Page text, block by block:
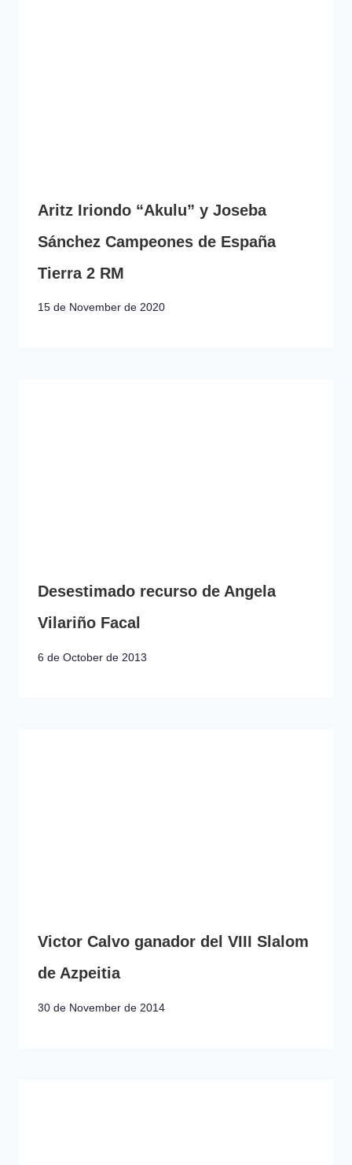
Aritz Iriondo “Akulu” y Joseba
Sánchez Campeones de España
Tierra 2 RM
15 de November de 2020
Desestimado recurso de Angela
Vilariño Facal
6 de October de 2013
Victor Calvo ganador del VIII Slalom
de Azpeitia
30 de November de 2014